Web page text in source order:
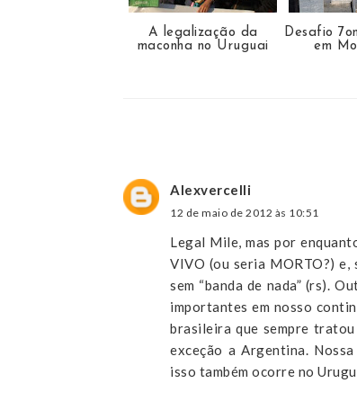
A legalização da
maconha no Uruguai
Desafio
em
Alexvercelli
12 de maio de 2012 às 10:51
Legal Mile, mas por
VIVO (ou seria MORTO?)
sem “banda de nada” (rs).
importantes em nosso
brasileira que sempre
exceção a Argentina.
isso também ocorre no